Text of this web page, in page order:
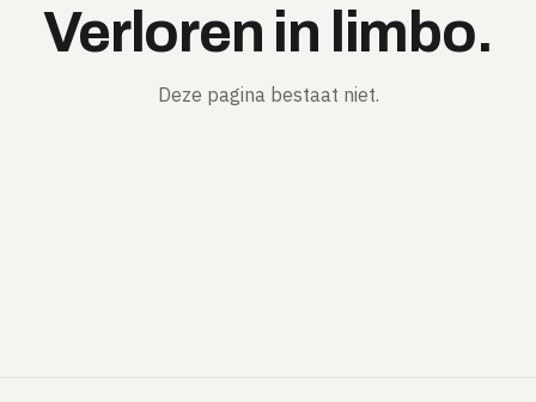
Verloren in limbo.
Deze pagina bestaat niet.